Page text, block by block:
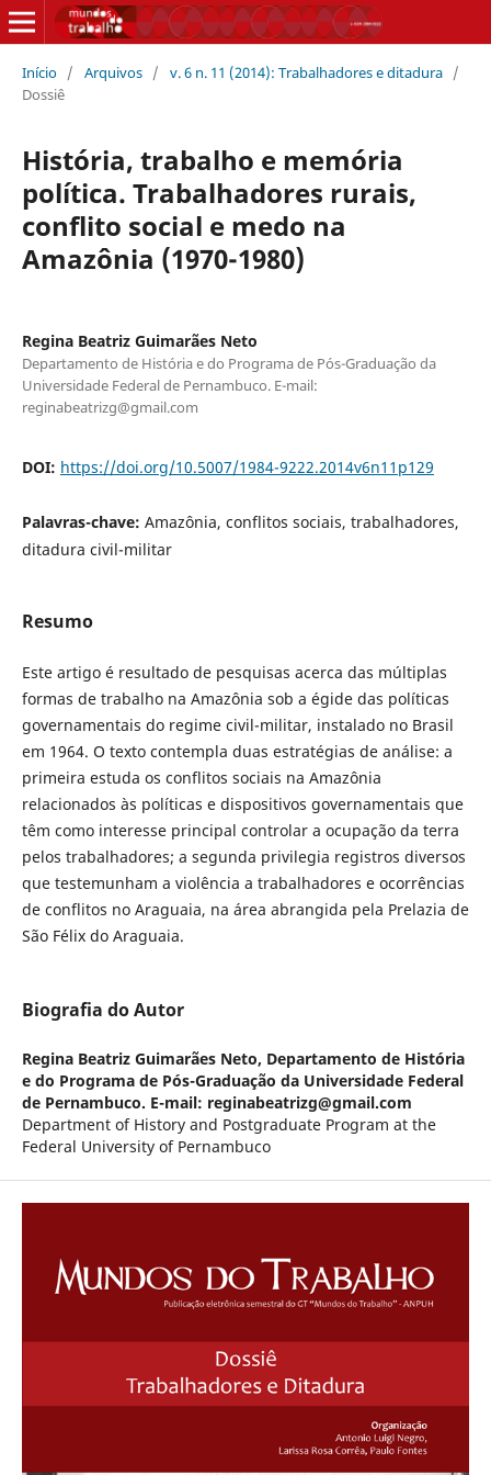
Início / Arquivos / v. 6 n. 11 (2014): Trabalhadores e ditadura /
Dossiê
História, trabalho e memória
política. Trabalhadores rurais,
conflito social e medo na
Amazônia (1970-1980)
Regina Beatriz Guimarães Neto
Departamento de História e do Programa de Pós-Graduação da
Universidade Federal de Pernambuco. E-mail:
reginabeatrizg@gmail.com
DOI: https://doi.org/10.5007/1984-9222.2014v6n11p129
Palavras-chave: Amazônia, conflitos sociais, trabalhadores,
ditadura civil-militar
Resumo
Este artigo é resultado de pesquisas acerca das múltiplas
formas de trabalho na Amazônia sob a égide das políticas
governamentais do regime civil-militar, instalado no Brasil
em 1964. O texto contempla duas estratégias de análise: a
primeira estuda os conflitos sociais na Amazônia
relacionados às políticas e dispositivos governamentais que
têm como interesse principal controlar a ocupação da terra
pelos trabalhadores; a segunda privilegia registros diversos
que testemunham a violência a trabalhadores e ocorrências
de conflitos no Araguaia, na área abrangida pela Prelazia de
São Félix do Araguaia.
Biografia do Autor
Regina Beatriz Guimarães Neto, Departamento de História
e do Programa de Pós-Graduação da Universidade Federal
de Pernambuco. E-mail: reginabeatrizg@gmail.com
Department of History and Postgraduate Program at the
Federal University of Pernambuco